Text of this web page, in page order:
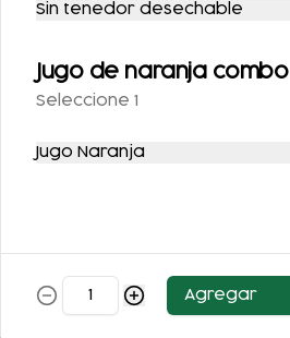
FLAN DE LA ABUELA
Sin tenedor desechable
Jugo de naranja combo
Seleccione 1
Jugo Naranja
Agregar